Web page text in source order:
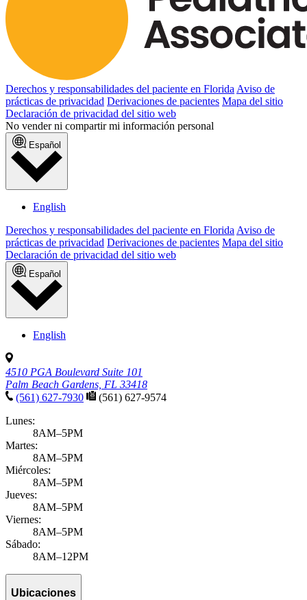
Derechos y responsabilidades del paciente en Florida Aviso de
prácticas de privacidad Derivaciones de pacientes Mapa del sitio
Declaración de privacidad del sitio web
No vender ni compartir mi información personal
Español
English
Derechos y responsabilidades del paciente en Florida Aviso de
prácticas de privacidad Derivaciones de pacientes Mapa del sitio
Declaración de privacidad del sitio web
Español
English
4510 PGA Boulevard Suite 101
Palm Beach Gardens, FL 33418
(561) 627-7930
(561) 627-9574
Lunes:
8AM–5PM
Martes:
8AM–5PM
Miércoles:
8AM–5PM
Jueves:
8AM–5PM
Viernes:
8AM–5PM
Sábado:
8AM–12PM
Ubicaciones